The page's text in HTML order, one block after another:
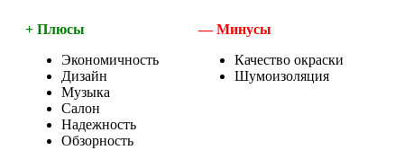
+ Плюсы
Экономичность
Дизайн
Музыка
Салон
Надежность
Обзорность
— Минусы
Качество окраски
Шумоизоляция